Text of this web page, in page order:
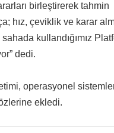
birleştirerek tahmin
hız, çeviklik ve karar
kullandığımız
dedi.
operasyonel
ekledi.